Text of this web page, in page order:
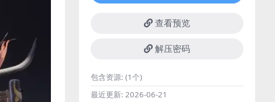
查看预览
解压密码
包含资源: (1个)
最近更新: 2026-06-21